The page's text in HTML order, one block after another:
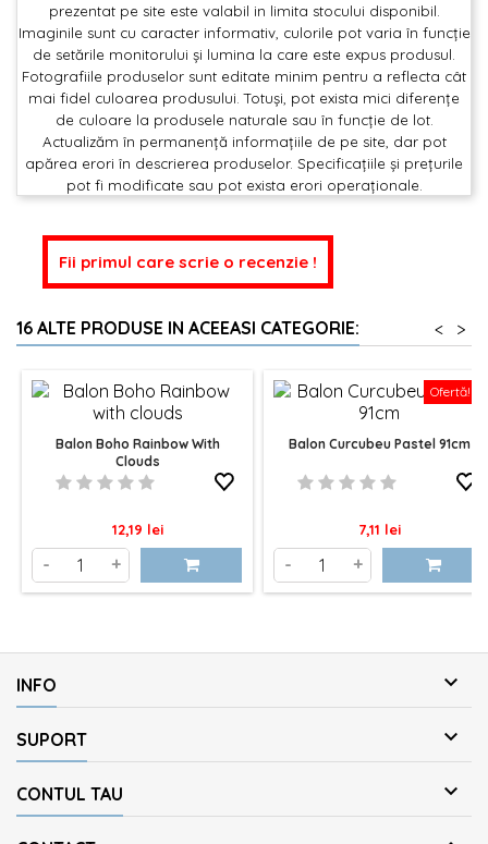
prezentat pe site este valabil in limita stocului disponibil.
Imaginile sunt cu caracter informativ, culorile pot varia în funcție
de setările monitorului și lumina la care este expus produsul.
Fotografiile produselor sunt editate minim pentru a reflecta cât
mai fidel culoarea produsului. Totuși, pot exista mici diferențe
de culoare la produsele naturale sau în funcție de lot.
Actualizăm în permanență informațiile de pe site, dar pot
apărea erori în descrierea produselor. Specificațiile și prețurile
pot fi modificate sau pot exista erori operaționale.
Fii primul care scrie o recenzie !
16 ALTE PRODUSE IN ACEEASI CATEGORIE: >
<
Balon Boho Rainbow With
Clouds
Pret
12,19 lei
- +
Ofertă!
Balon Curcubeu Pastel 91cm
Pret
7,11 lei
- +
INFO 
SUPORT 
CONTUL TAU 